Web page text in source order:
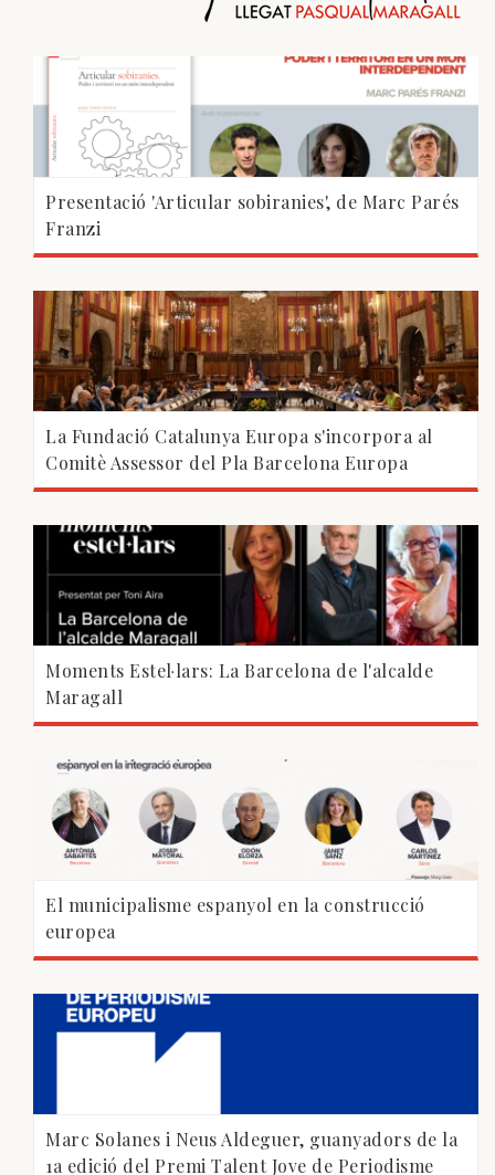
Presentació 'Articular sobiranies', de Marc Parés
Franzi
La Fundació Catalunya Europa s'incorpora al
Comitè Assessor del Pla Barcelona Europa
Moments Estel·lars: La Barcelona de l'alcalde
Maragall
El municipalisme espanyol en la construcció
europea
Marc Solanes i Neus Aldeguer, guanyadors de la
1a edició del Premi Talent Jove de Periodisme